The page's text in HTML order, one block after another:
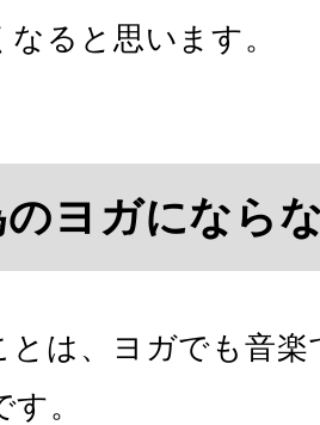
ると思います。
のヨガになら
とは、ヨガでも音
。